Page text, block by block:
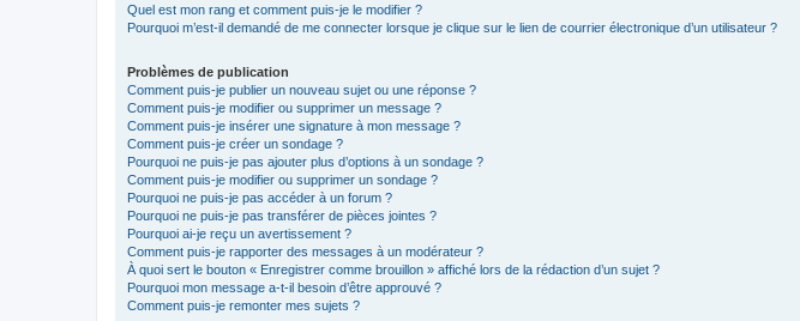
Quel est mon rang et comment puis-je le modifier ?
Pourquoi m’est-il demandé de me connecter lorsque je clique sur le lien de courrier électronique d’un utilisateur ?
Problèmes de publication
Comment puis-je publier un nouveau sujet ou une réponse ?
Comment puis-je modifier ou supprimer un message ?
Comment puis-je insérer une signature à mon message ?
Comment puis-je créer un sondage ?
Pourquoi ne puis-je pas ajouter plus d’options à un sondage ?
Comment puis-je modifier ou supprimer un sondage ?
Pourquoi ne puis-je pas accéder à un forum ?
Pourquoi ne puis-je pas transférer de pièces jointes ?
Pourquoi ai-je reçu un avertissement ?
Comment puis-je rapporter des messages à un modérateur ?
À quoi sert le bouton « Enregistrer comme brouillon » affiché lors de la rédaction d’un sujet ?
Pourquoi mon message a-t-il besoin d’être approuvé ?
Comment puis-je remonter mes sujets ?